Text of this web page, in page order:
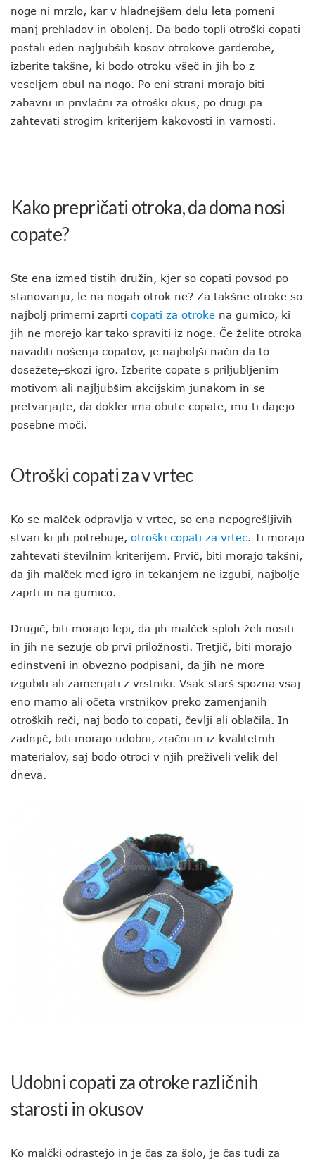
noge ni mrzlo, kar v hladnejšem delu leta pomeni
manj prehladov in obolenj. Da bodo topli otroški copati
postali eden najljubših kosov otrokove garderobe,
izberite takšne, ki bodo otroku všeč in jih bo z
veseljem obul na nogo. Po eni strani morajo biti
zabavni in privlačni za otroški okus, po drugi pa
zahtevati strogim kriterijem kakovosti in varnosti.
Kako prepričati otroka, da doma nosi
copate?
Ste ena izmed tistih družin, kjer so copati povsod po
stanovanju, le na nogah otrok ne? Za takšne otroke so
najbolj primerni zaprti copati za otroke na gumico, ki
jih ne morejo kar tako spraviti iz noge. Če želite otroka
navaditi nošenja copatov, je najboljši način da to
dosežete,skozi igro. Izberite copate s priljubljenim
motivom ali najljubšim akcijskim junakom in se
pretvarjajte, da dokler ima obute copate, mu ti dajejo
posebne moči.
Otroški copati za v vrtec
Ko se malček odpravlja v vrtec, so ena nepogrešljivih
stvari ki jih potrebuje, otroški copati za vrtec. Ti morajo
zahtevati številnim kriterijem. Prvič, biti morajo takšni,
da jih malček med igro in tekanjem ne izgubi, najbolje
zaprti in na gumico.
Drugič, biti morajo lepi, da jih malček sploh želi nositi
in jih ne sezuje ob prvi priložnosti. Tretjič, biti morajo
edinstveni in obvezno podpisani, da jih ne more
izgubiti ali zamenjati z vrstniki. Vsak starš spozna vsaj
eno mamo ali očeta vrstnikov preko zamenjanih
otroških reči, naj bodo to copati, čevlji ali oblačila. In
zadnjič, biti morajo udobni, zračni in iz kvalitetnih
materialov, saj bodo otroci v njih preživeli velik del
dneva.
Udobni copati za otroke različnih
starosti in okusov
Ko malčki odrastejo in je čas za šolo, je čas tudi za